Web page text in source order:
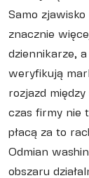
Samo
znacznie
dziennikarze,
weryfikują
rozjazd między
czas firmy nie
płacą za to
Odmian
obszaru